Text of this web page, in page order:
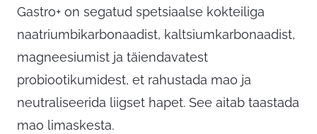
Gastro+ on segatud spetsiaalse kokteiliga
naatriumbikarbonaadist, kaltsiumkarbonaadist,
magneesiumist ja täiendavatest
probiootikumidest, et rahustada mao ja
neutraliseerida liigset hapet. See aitab taastada
mao limaskesta.